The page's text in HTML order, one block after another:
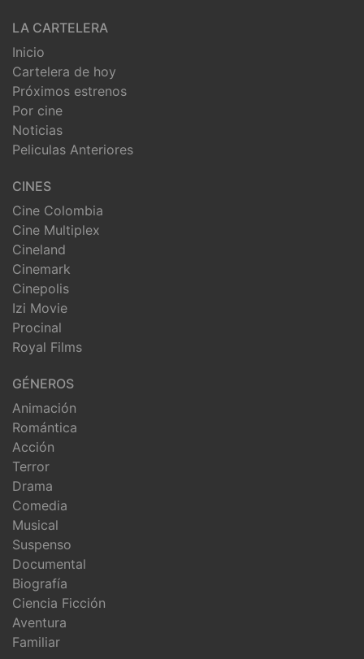
LA CARTELERA
Inicio
Cartelera de hoy
Próximos estrenos
Por cine
Noticias
Peliculas Anteriores
CINES
Cine Colombia
Cine Multiplex
Cineland
Cinemark
Cinepolis
Izi Movie
Procinal
Royal Films
GÉNEROS
Animación
Romántica
Acción
Terror
Drama
Comedia
Musical
Suspenso
Documental
Biografía
Ciencia Ficción
Aventura
Familiar